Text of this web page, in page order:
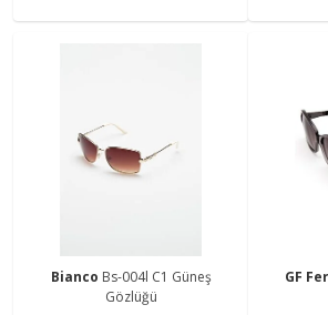
Bianco Bs-004l C1 Güneş
Gözlüğü
GF